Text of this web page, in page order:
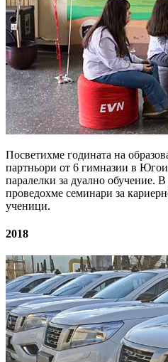
Посветихме годината на
партньори от 6 гимназии в
паралелки за дуално обучение.
проведохме семинари за
ученици.
2018